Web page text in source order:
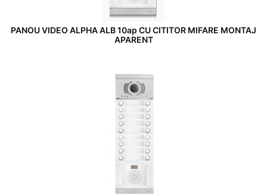
PANOU VIDEO ALPHA ALB 10ap CU CITITOR MIFARE MONTAJ
APARENT